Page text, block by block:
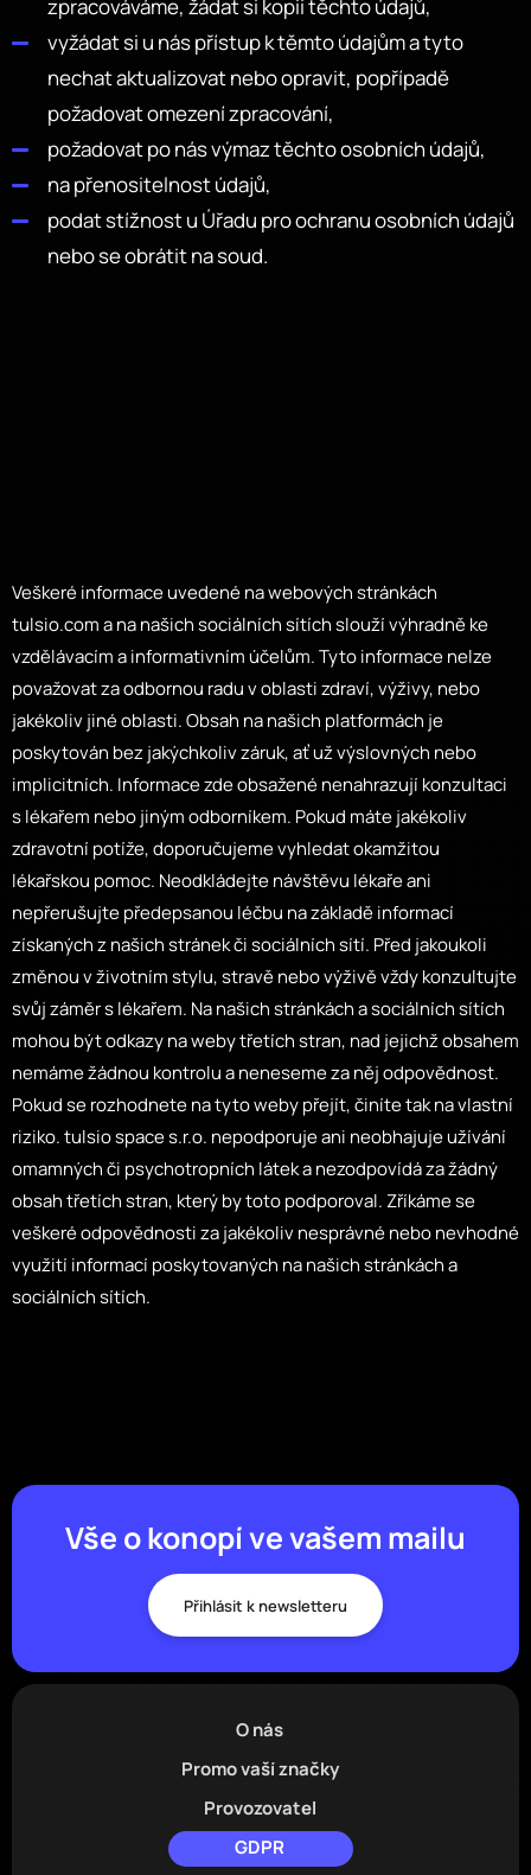
zpracováváme, žádat si kopii těchto údajů,
vyžádat si u nás přístup k těmto údajům a tyto
nechat aktualizovat nebo opravit, popřípadě
požadovat omezení zpracování,
požadovat po nás výmaz těchto osobních údajů,
na přenositelnost údajů,
podat stížnost u Úřadu pro ochranu osobních údajů
nebo se obrátit na soud.
Veškeré informace uvedené na webových stránkách
tulsio.com a na našich sociálních sítích slouží výhradně ke
vzdělávacím a informativním účelům. Tyto informace nelze
považovat za odbornou radu v oblasti zdraví, výživy, nebo
jakékoliv jiné oblasti. Obsah na našich platformách je
poskytován bez jakýchkoliv záruk, ať už výslovných nebo
implicitních. Informace zde obsažené nenahrazují konzultaci
s lékařem nebo jiným odborníkem. Pokud máte jakékoliv
zdravotní potíže, doporučujeme vyhledat okamžitou
lékařskou pomoc. Neodkládejte návštěvu lékaře ani
nepřerušujte předepsanou léčbu na základě informací
získaných z našich stránek či sociálních sítí. Před jakoukoli
změnou v životním stylu, stravě nebo výživě vždy konzultujte
svůj záměr s lékařem. Na našich stránkách a sociálních sítích
mohou být odkazy na weby třetích stran, nad jejichž obsahem
nemáme žádnou kontrolu a neneseme za něj odpovědnost.
Pokud se rozhodnete na tyto weby přejít, činíte tak na vlastní
riziko. tulsio space s.r.o. nepodporuje ani neobhajuje užívání
omamných či psychotropních látek a nezodpovídá za žádný
obsah třetích stran, který by toto podporoval. Zříkáme se
veškeré odpovědnosti za jakékoliv nesprávné nebo nevhodné
využití informací poskytovaných na našich stránkách a
sociálních sítích.
Vše o konopí ve vašem mailu
Přihlásit k newsletteru
O nás
Promo vaší značky
Provozovatel
GDPR